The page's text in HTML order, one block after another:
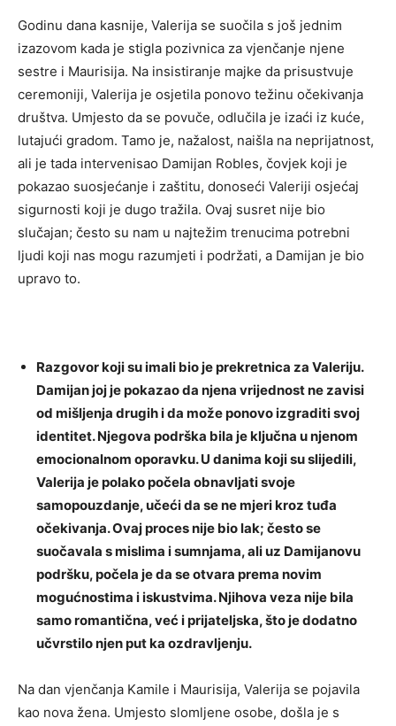
Godinu dana kasnije, Valerija se suočila s još jednim
izazovom kada je stigla pozivnica za vjenčanje njene
sestre i Maurisija. Na insistiranje majke da prisustvuje
ceremoniji, Valerija je osjetila ponovo težinu očekivanja
društva. Umjesto da se povuče, odlučila je izaći iz kuće,
lutajući gradom. Tamo je, nažalost, naišla na neprijatnost,
ali je tada intervenisao Damijan Robles, čovjek koji je
pokazao suosjećanje i zaštitu, donoseći Valeriji osjećaj
sigurnosti koji je dugo tražila. Ovaj susret nije bio
slučajan; često su nam u najtežim trenucima potrebni
ljudi koji nas mogu razumjeti i podržati, a Damijan je bio
upravo to.
Razgovor koji su imali bio je prekretnica za Valeriju.
Damijan joj je pokazao da njena vrijednost ne zavisi
od mišljenja drugih i da može ponovo izgraditi svoj
identitet. Njegova podrška bila je ključna u njenom
emocionalnom oporavku.U danima koji su slijedili,
Valerija je polako počela obnavljati svoje
samopouzdanje, učeći da se ne mjeri kroz tuđa
očekivanja. Ovaj proces nije bio lak; često se
suočavala s mislima i sumnjama, ali uz Damijanovu
podršku, počela je da se otvara prema novim
mogućnostima i iskustvima.Njihova veza nije bila
samo romantična, već i prijateljska, što je dodatno
učvrstilo njen put ka ozdravljenju.
Na dan vjenčanja Kamile i Maurisija, Valerija se pojavila
kao nova žena. Umjesto slomljene osobe, došla je s